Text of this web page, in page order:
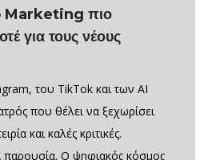
Marketing πιο
για τους νέους
του TikTok και των AI
που θέλει να ξεχωρίσει
και καλές κριτικές.
παρουσία. Ο ψηφιακός κόσμος